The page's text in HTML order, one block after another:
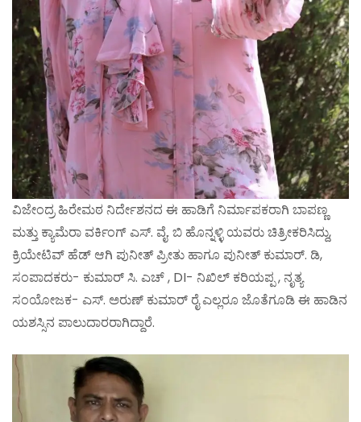
ವಿಜೇಂದ್ರ ಹಿರೇಮಠ ನಿರ್ದೇಶನದ ಈ ಹಾಡಿಗೆ ನಿರ್ಮಾಪಕರಾಗಿ ಬಾಪಣ್ಣ
ಮತ್ತು ಕ್ಯಾಮೆರಾ ವರ್ಕಿಂಗ್ ಎಸ್. ವೈ. ಬಿ ಹೊನ್ನಳ್ಳಿ ಯವರು ಚಿತ್ರೀಕರಿಸಿದ್ದು,
ಕ್ರಿಯೇಟಿವ್ ಹೆಡ್ ಆಗಿ ಪುನೀತ್ ಪ್ರೀತು ಹಾಗೂ ಪುನೀತ್ ಕುಮಾರ್. ಡಿ,
ಸಂಪಾದಕರು- ಕುಮಾರ್ ಸಿ. ಎಚ್ , DI- ನಿಖಿಲ್ ಕರಿಯಪ್ಪ , ನೃತ್ಯ
ಸಂಯೋಜಕ- ಎಸ್. ಅರುಣ್ ಕುಮಾರ್ ರೈ ಎಲ್ಲರೂ ಜೊತೆಗೂಡಿ ಈ ಹಾಡಿನ
ಯಶಸ್ಸಿನ ಪಾಲುದಾರರಾಗಿದ್ದಾರೆ.